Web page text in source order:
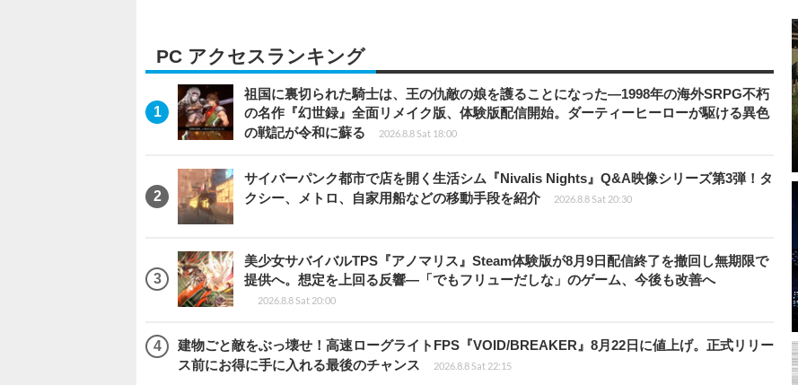
PC アクセスランキング
祖国に裏切られた騎士は、王の仇敵の娘を護ることになった―1998年の海外SRPG不朽
の名作『幻世録』全面リメイク版、体験版配信開始。ダーティーヒーローが駆ける異色
の戦記が令和に蘇る
2026.8.8 Sat 18:00
サイバーパンク都市で店を開く生活シム『Nivalis Nights』Q&A映像シリーズ第3弾！タ
クシー、メトロ、自家用船などの移動手段を紹介
2026.8.8 Sat 20:30
美少女サバイバルTPS『アノマリス』Steam体験版が8月9日配信終了を撤回し無期限で
提供へ。想定を上回る反響―「でもフリューだしな」のゲーム、今後も改善へ
2026.8.8 Sat 20:00
建物ごと敵をぶっ壊せ！高速ローグライトFPS『VOID/BREAKER』8月22日に値上げ。正式リリー
ス前にお得に手に入れる最後のチャンス
2026.8.8 Sat 22:15